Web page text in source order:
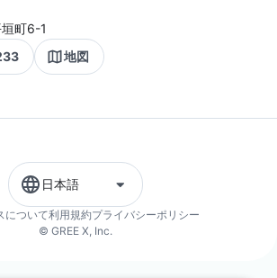
町6-1
地図
日本語
について利用規約プライバシーポリシー
© GREE X, Inc.